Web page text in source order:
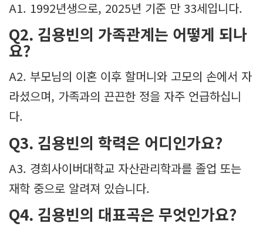
A1. 1992년생으로, 2025년 기준 만 33세입니다.
Q2. 김용빈의 가족관계는 어떻게 되나
요?
A2. 부모님의 이혼 이후 할머니와 고모의 손에서 자
라셨으며, 가족과의 끈끈한 정을 자주 언급하십니
다.
Q3. 김용빈의 학력은 어디인가요?
A3. 경희사이버대학교 자산관리학과를 졸업 또는
재학 중으로 알려져 있습니다.
Q4. 김용빈의 대표곡은 무엇인가요?